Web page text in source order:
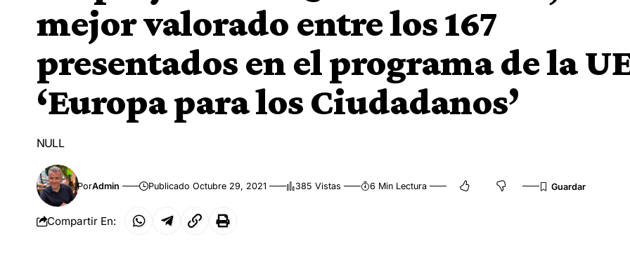
mejor valorado entre los 167
presentados en el programa de la
‘Europa para los Ciudadanos’
NULL
PorAdmin Publicado Octubre 29, 2021 385 Vistas 6 Min Lectura
Compartir En: